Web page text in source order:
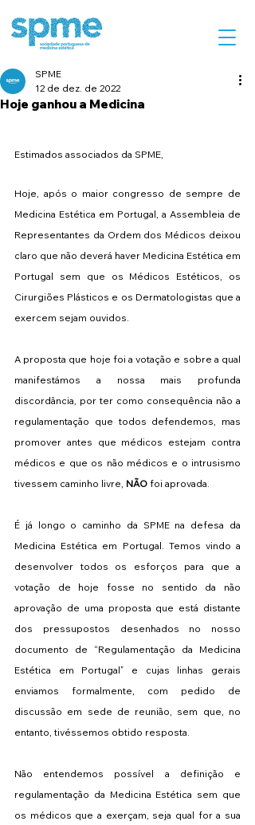
Hoje ganhou a Medicina
SPME
12 de dez. de 2022
Estimados associados da SPME,
Hoje, após o maior congresso de sempre de
Medicina Estética em Portugal, a Assembleia de
Representantes da Ordem dos Médicos deixou
claro que não deverá haver Medicina Estética em
Portugal sem que os Médicos Estéticos, os
Cirurgiões Plásticos e os Dermatologistas que a
exercem sejam ouvidos.
A proposta que hoje foi a votação e sobre a qual
manifestámos a nossa mais profunda
discordância, por ter como consequência não a
regulamentação que todos defendemos, mas
promover antes que médicos estejam contra
médicos e que os não médicos e o intrusismo
tivessem caminho livre, NÃO foi aprovada.
É já longo o caminho da SPME na defesa da
Medicina Estética em Portugal. Temos vindo a
desenvolver todos os esforços para que a
votação de hoje fosse no sentido da não
aprovação de uma proposta que está distante
dos pressupostos desenhados no nosso
documento de “Regulamentação da Medicina
Estética em Portugal” e cujas linhas gerais
enviamos formalmente, com pedido de
discussão em sede de reunião, sem que, no
entanto, tivéssemos obtido resposta.
Não entendemos possível a definição e
regulamentação da Medicina Estética sem que
os médicos que a exerçam, seja qual for a sua